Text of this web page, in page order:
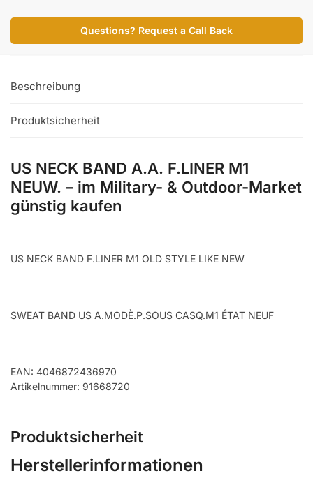
A.A.
Menge
Questions? Request a Call Back
Beschreibung
Produktsicherheit
US NECK BAND A.A. F.LINER M1
NEUW. – im Military- & Outdoor-Market
günstig kaufen
US NECK BAND F.LINER M1 OLD STYLE LIKE NEW
SWEAT BAND US A.MODÈ.P.SOUS CASQ.M1 ÉTAT NEUF
EAN: 4046872436970
Artikelnummer: 91668720
Produktsicherheit
Herstellerinformationen